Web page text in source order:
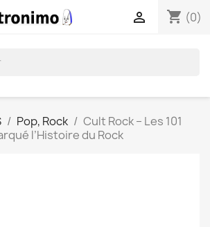
shopping_cart (0)

Pop, Rock
Cult Rock – Les 101
l’Histoire du Rock